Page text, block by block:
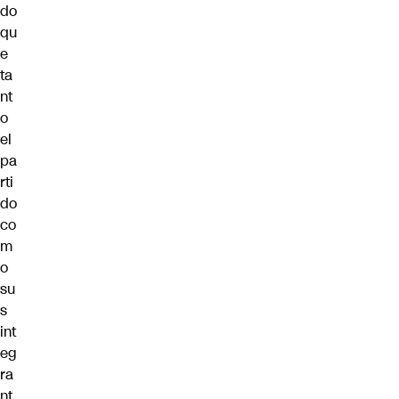
do
qu
e
ta
nt
o
el
pa
rti
do
co
m
o
su
s
int
eg
ra